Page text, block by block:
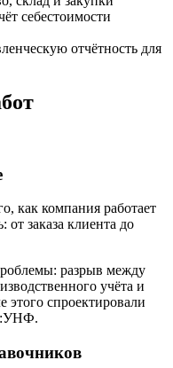
себестоимости
отчётность для
как компания работает
от заказа клиента до
разрыв между
учёта и
этого спроектировали